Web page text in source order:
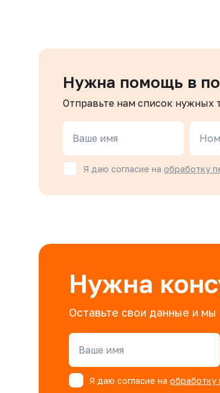
Нужна помощь в
Отправьте нам список
Ваше имя
Я даю согласие на обработку
Нужна
Оставьте свои данные и
Ваше имя
Я даю согласие на обработку